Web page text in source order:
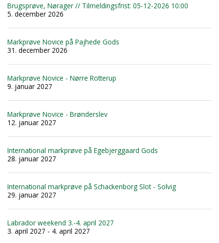
Brugsprøve, Nørager // Tilmeldingsfrist: 05-12-2026 10:00
5. december 2026
Markprøve Novice på Pajhede Gods
31. december 2026
Markprøve Novice - Nørre Rotterup
9. januar 2027
Markprøve Novice - Brønderslev
12. januar 2027
International markprøve på Egebjerggaard Gods
28. januar 2027
International markprøve på Schackenborg Slot - Solvig
29. januar 2027
Labrador weekend 3.-4. april 2027
3. april 2027 - 4. april 2027